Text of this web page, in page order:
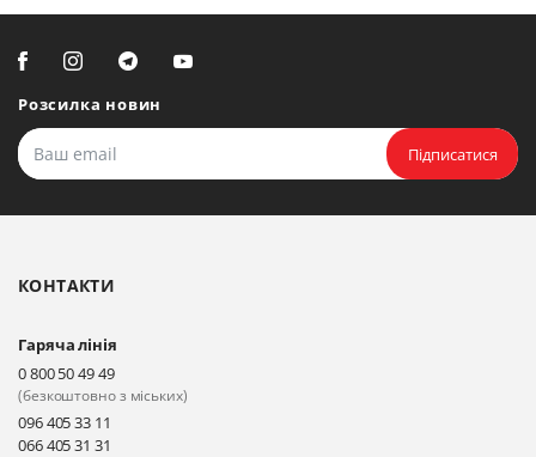
Розсилка новин
Підписатися
КОНТАКТИ
Гаряча лінія
0 800 50 49 49
(безкоштовно з міських)
096 405 33 11
066 405 31 31